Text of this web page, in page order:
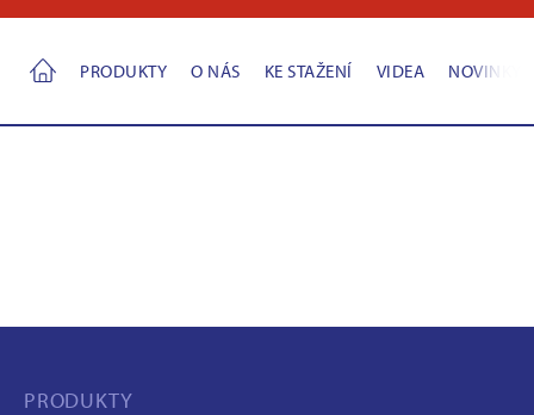
PRODUKTY O NÁS KE STAŽENÍ VIDEA NOVINKY
PRODUKTY